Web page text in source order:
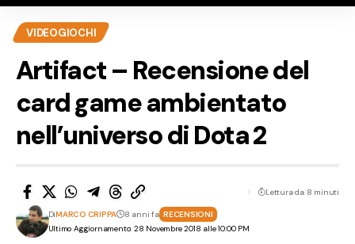
VIDEOGIOCHI
Artifact – Recensione del
card game ambientato
nell’universo di Dota 2
Ultimo Aggiornamento: 28 Novembre 2018 alle 10:00 PM
DiMARCO CRIPPA 8 anni fa RECENSIONI
Lettura da 8 minuti